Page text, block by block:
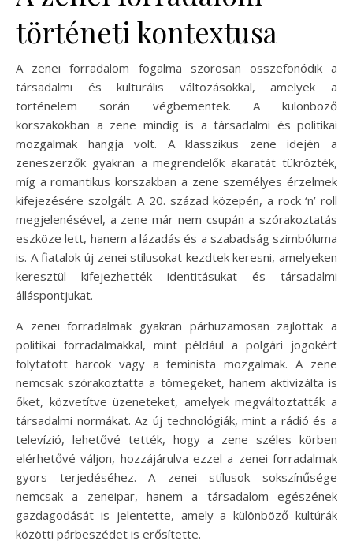
történeti kontextusa
A zenei forradalom fogalma szorosan összefonódik a
társadalmi és kulturális változásokkal, amelyek a
történelem során végbementek. A különböző
korszakokban a zene mindig is a társadalmi és politikai
mozgalmak hangja volt. A klasszikus zene idején a
zeneszerzők gyakran a megrendelők akaratát tükrözték,
míg a romantikus korszakban a zene személyes érzelmek
kifejezésére szolgált. A 20. század közepén, a rock ‘n’ roll
megjelenésével, a zene már nem csupán a szórakoztatás
eszköze lett, hanem a lázadás és a szabadság szimbóluma
is. A fiatalok új zenei stílusokat kezdtek keresni, amelyeken
keresztül kifejezhették identitásukat és társadalmi
álláspontjukat.
A zenei forradalmak gyakran párhuzamosan zajlottak a
politikai forradalmakkal, mint például a polgári jogokért
folytatott harcok vagy a feminista mozgalmak. A zene
nemcsak szórakoztatta a tömegeket, hanem aktivizálta is
őket, közvetítve üzeneteket, amelyek megváltoztatták a
társadalmi normákat. Az új technológiák, mint a rádió és a
televízió, lehetővé tették, hogy a zene széles körben
elérhetővé váljon, hozzájárulva ezzel a zenei forradalmak
gyors terjedéséhez. A zenei stílusok sokszínűsége
nemcsak a zeneipar, hanem a társadalom egészének
gazdagodását is jelentette, amely a különböző kultúrák
közötti párbeszédet is erősítette.